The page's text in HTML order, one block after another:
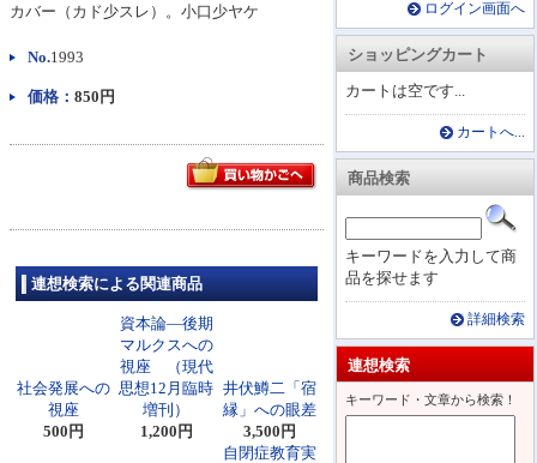
ログイン画面へ
ショッピングカート
カートは空です...
カートへ...
商品検索
キーワードを入力して商
品を探せます
詳細検索
連想検索
キーワード・文章から検索！
カバー（カド少スレ）。小口少ヤケ
No.1993
価格： 850円
連想検索による関連商品
社会発展への
視座
500円
資本論―後期
マルクスへの
視座 （現代
思想12月臨時
増刊）
1,200円
井伏鱒二「宿
縁」への眼差
3,500円
自閉症教育実